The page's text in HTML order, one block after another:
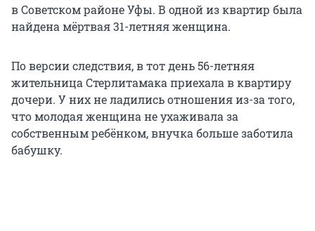
в Советском районе Уфы. В одной из квартир была
найдена мёртвая 31-летняя женщина.
По версии следствия, в тот день 56-летняя
жительница Стерлитамака приехала в квартиру
дочери. У них не ладились отношения из-за того,
что молодая женщина не ухаживала за
собственным ребёнком, внучка больше заботила
бабушку.